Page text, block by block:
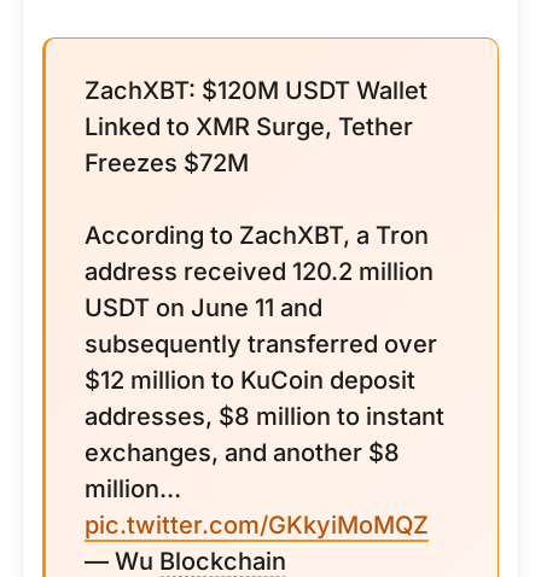
ZachXBT: $120M USDT Wallet
Linked to XMR Surge, Tether
Freezes $72M
According to ZachXBT, a Tron
address received 120.2 million
USDT on June 11 and
subsequently transferred over
$12 million to KuCoin deposit
addresses, $8 million to instant
exchanges, and another $8
million…
pic.twitter.com/GKkyiMoMQZ
— Wu Blockchain